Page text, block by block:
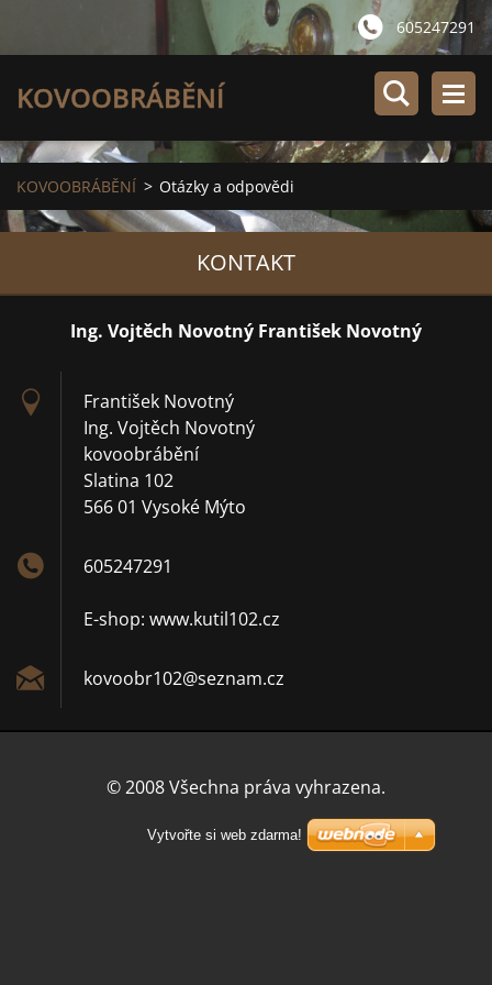
605247291
KOVOOBRÁBĚNÍ
KOVOOBRÁBĚNÍ > Otázky a odpovědi
KONTAKT
Ing. Vojtěch Novotný František Novotný
František Novotný
Ing. Vojtěch Novotný
kovoobrábění
Slatina 102
566 01 Vysoké Mýto
605247291
E-shop: www.kutil102.cz
kovoobr102@seznam.cz
© 2008 Všechna práva vyhrazena.
Vytvořte si web zdarma!